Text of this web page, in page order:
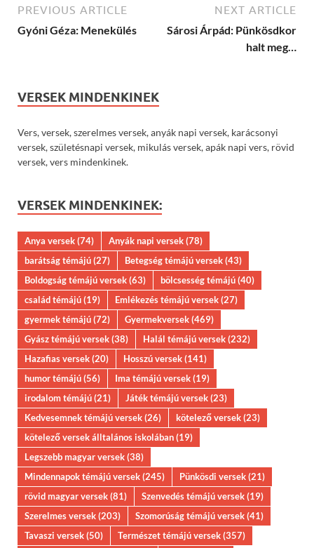
PREVIOUS ARTICLE
Gyóni Géza: Menekülés
NEXT ARTICLE
Sárosi Árpád: Pünkösdkor
halt meg…
VERSEK MINDENKINEK
Vers, versek, szerelmes versek, anyák napi versek, karácsonyi
versek, születésnapi versek, mikulás versek, apák napi vers, rövid
versek, vers mindenkinek.
VERSEK MINDENKINEK:
Anya versek(74) Anyák napi versek(78)
barátság témájú(27) Betegség témájú versek(43)
Boldogság témájú versek(63) bölcsesség témájú(40)
család témájú(19) Emlékezés témájú versek(27)
gyermek témájú(72) Gyermekversek(469)
Gyász témájú versek(38) Halál témájú versek(232)
Hazafias versek(20) Hosszú versek(141)
humor témájú(56) Ima témájú versek(19)
irodalom témájú(21) Játék témájú versek(23)
Kedvesemnek témájú versek(26) kötelező versek(23)
kötelező versek álltalános iskolában(19)
Legszebb magyar versek(38)
Mindennapok témájú versek(245) Pünkösdi versek(21)
rövid magyar versek(81) Szenvedés témájú versek(19)
Szerelmes versek(203) Szomorúság témájú versek(41)
Tavaszi versek(50) Természet témájú versek(357)